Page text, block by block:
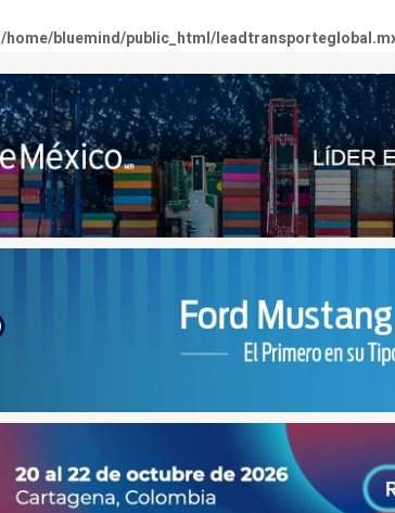
/home/bluemind/public_html/